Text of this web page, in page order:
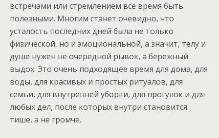
встречами или стремлением всё время быть
полезными. Многим станет очевидно, что
усталость последних дней была не только
физической, но и эмоциональной, а значит, телу и
душе нужен не очередной рывок, а бережный
выдох. Это очень подходящее время для дома, для
воды, для красивых и простых ритуалов, для
семьи, для внутренней уборки, для прогулок и для
любых дел, после которых внутри становится
тише, а не громче.